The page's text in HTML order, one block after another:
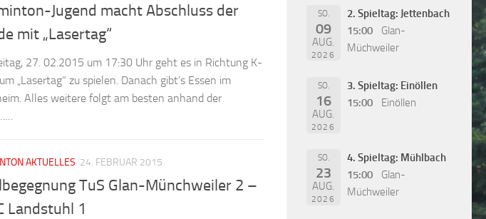
Jugend macht Abschluss der
mit „Lasertag“
27. 02.2015 um 17:30 Uhr geht es in Richtung K-
„Lasertag“ zu spielen. Danach gibt’s Essen im
Alles weitere folgt am besten anhand der
AKTUELLES 24. FEBRUAR 2015
TuS Glan-Münchweiler 2 –
Landstuhl 1
SO.
09
AUG.
2026
2. Spieltag: Jettenbach
15:00
Glan-
Müchweiler
SO.
16
AUG.
2026
3. Spieltag: Einöllen
15:00
Einöllen
SO.
23
AUG.
2026
4. Spieltag: Mühlbach
15:00
Glan-
Müchweiler